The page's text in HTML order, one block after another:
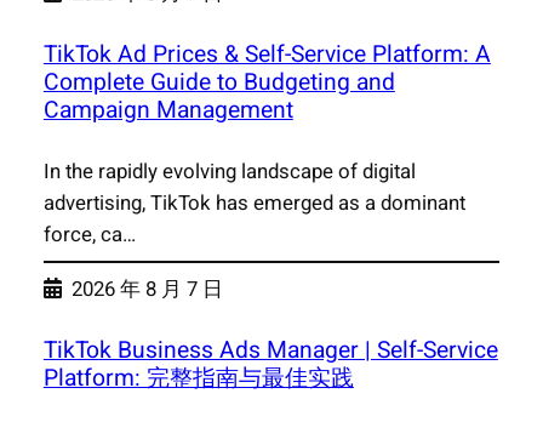
TikTok Ad Prices & Self-Service Platform: A
Complete Guide to Budgeting and
Campaign Management
In the rapidly evolving landscape of digital
advertising, TikTok has emerged as a dominant
force, ca…
2026 年 8 月 7 日
TikTok Business Ads Manager | Self-Service
Platform: 完整指南与最佳实践